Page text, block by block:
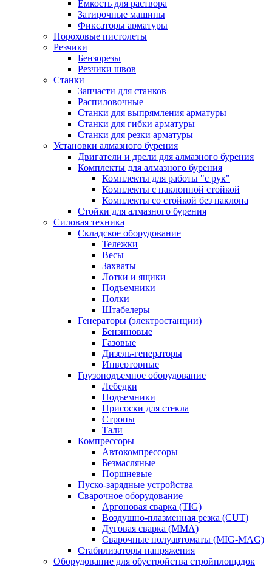
Емкость для раствора
Затирочные машины
Фиксаторы арматуры
Пороховые пистолеты
Резчики
Бензорезы
Резчики швов
Станки
Запчасти для станков
Распиловочные
Станки для выпрямления арматуры
Станки для гибки арматуры
Станки для резки арматуры
Установки алмазного бурения
Двигатели и дрели для алмазного бурения
Комплекты для алмазного бурения
Комплекты для работы "с рук"
Комплекты с наклонной стойкой
Комплекты со стойкой без наклона
Стойки для алмазного бурения
Силовая техника
Складское оборудование
Тележки
Весы
Захваты
Лотки и ящики
Подъемники
Полки
Штабелеры
Генераторы (электростанции)
Бензиновые
Газовые
Дизель-генераторы
Инверторные
Грузоподъемное оборудование
Лебедки
Подъемники
Присоски для стекла
Стропы
Тали
Компрессоры
Автокомпрессоры
Безмасляные
Поршневые
Пуско-зарядные устройства
Сварочное оборудование
Аргоновая сварка (TIG)
Воздушно-плазменная резка (CUT)
Дуговая сварка (ММА)
Сварочные полуавтоматы (MIG-MAG)
Стабилизаторы напряжения
Оборудование для обустройства стройплощадок